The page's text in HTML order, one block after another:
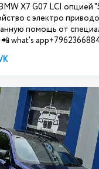
Х7 G07 LCI опцией
с электро
помощь от
what's